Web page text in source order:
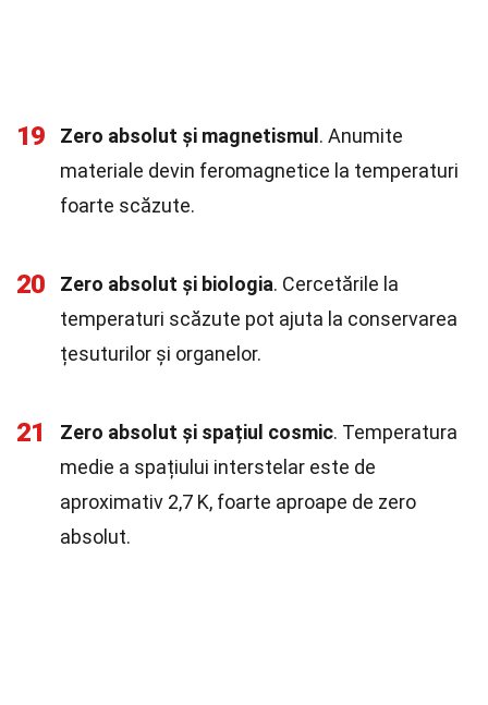
19 Zero absolut și magnetismul . Anumite
materiale devin feromagnetice la temperaturi
foarte scăzute.
20 Zero absolut și biologia. Cercetările la
temperaturi scăzute pot ajuta la conservarea
țesuturilor și organelor.
21 Zero absolut și spațiul cosmic. Temperatura
medie a spațiului interstelar este de
aproximativ 2,7 K, foarte aproape de zero
absolut.